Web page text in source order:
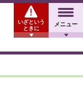
メニュー
いざという
ときに